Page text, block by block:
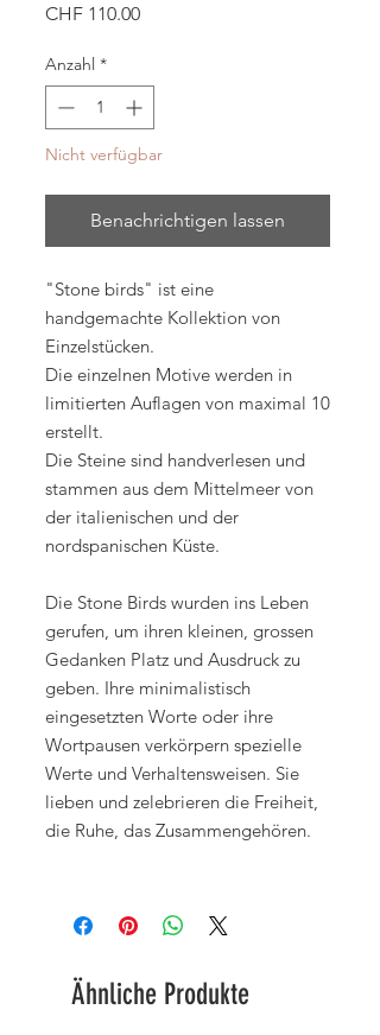
CHF 110.00Preis
Anzahl *
Nicht verfügbar
Benachrichtigen lassen
"Stone birds" ist eine
handgemachte Kollektion von
Einzelstücken.
Die einzelnen Motive werden in
limitierten Auflagen von maximal 10
erstellt.
Die Steine sind handverlesen und
stammen aus dem Mittelmeer von
der italienischen und der
nordspanischen Küste.
Die Stone Birds wurden ins Leben
gerufen, um ihren kleinen, grossen
Gedanken Platz und Ausdruck zu
geben. Ihre minimalistisch
eingesetzten Worte oder ihre
Wortpausen verkörpern spezielle
Werte und Verhaltensweisen. Sie
lieben und zelebrieren die Freiheit,
die Ruhe, das Zusammengehören.
Ähnliche Produkte